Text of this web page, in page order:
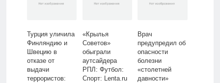
Турция уличила
Финляндию и
Швецию в
отказе от
выдачи
террористов:
«Крылья
Советов»
обыграли
аутсайдера
РПЛ: Футбол:
Спорт: Lenta.ru
Врач
предупредил об
опасности
болезни
«столетней
давности»